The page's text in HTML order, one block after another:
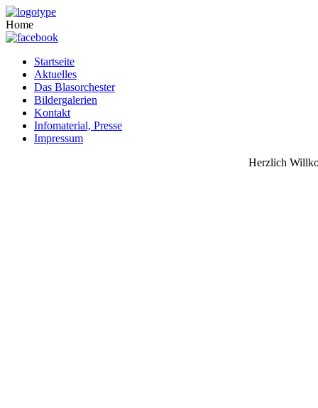
Home
Startseite
Aktuelles
Das Blasorchester
Bildergalerien
Kontakt
Infomaterial, Presse
Impressum
Herzlich